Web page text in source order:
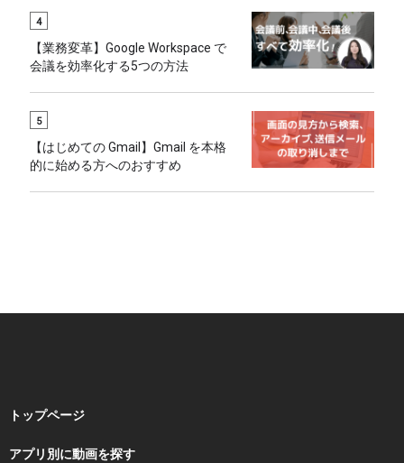
4
【業務変革】Google Workspace で
会議を効率化する5つの方法
5
【はじめての Gmail】Gmail を本格
的に始める方へのおすすめ
トップページ
アプリ別に動画を探す